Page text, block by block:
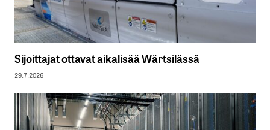
Sijoittajat ottavat aikalisää Wärtsilässä
29.7.2026